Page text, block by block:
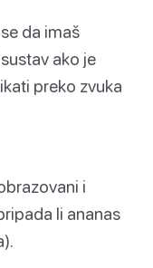
da imaš
ako je
preko zvuka
i
li ananas